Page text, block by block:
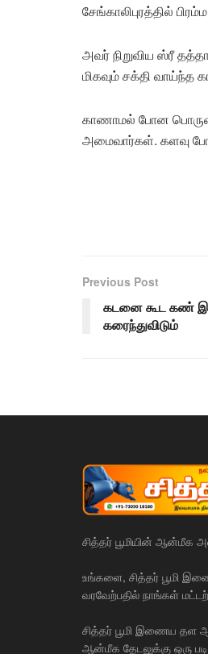
சேங்காலிபுரத்தில்
அவர் நிறுவிய ஸ்ரீ
மிகவும் சக்தி வாய்ந்த
காணாமல் போன
அமைவார்கள். களவு
Previous Post
கடனை கூட கண்
கரைந்துவிடும்
சித்தர் பூமியின் ஆன்மீக
உங்களை, சித்தர் பூமி
வரவேற்பதில் நாங்கள்
சித்தர் பூமி இணைய தள
ஆன்மீக தேடலுக்கு ஒரு